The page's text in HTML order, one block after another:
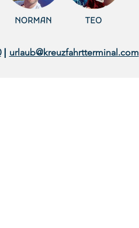
urlaub@kreuzfahrtterminal.com